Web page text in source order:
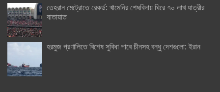
তেহরান মেট্রোতে রেকর্ড: খামেনির শেষবিদায় ঘিরে ৭০ লাখ যাত্রীর
যাতায়াত
হরমুজ প্রণালিতে বিশেষ সুবিধা পাবে চীনসহ বন্ধু দেশগুলো: ইরান